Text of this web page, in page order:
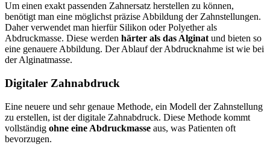
Um einen exakt passenden Zahnersatz herstellen zu können,
benötigt man eine möglichst präzise Abbildung der Zahnstellungen.
Daher verwendet man hierfür Silikon oder Polyether als
Abdruckmasse. Diese werden härter als das Alginat und bieten so
eine genauere Abbildung. Der Ablauf der Abdrucknahme ist wie bei
der Alginatmasse.
Digitaler Zahnabdruck
Eine neuere und sehr genaue Methode, ein Modell der Zahnstellung
zu erstellen, ist der digitale Zahnabdruck. Diese Methode kommt
vollständig ohne eine Abdruckmasse aus, was Patienten oft
bevorzugen.